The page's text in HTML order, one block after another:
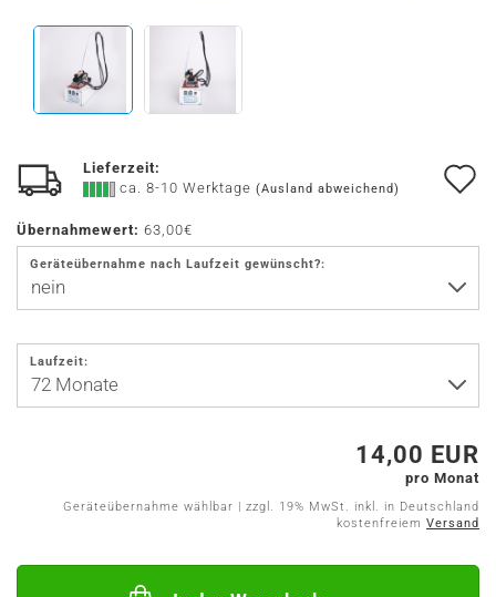
Lieferzeit:
ca. 8-10 Werktage (Ausland abweichend)
Übernahmewert: 63,00€
Geräteübernahme nach Laufzeit gewünscht?:
Laufzeit:
14,00 EUR
pro Monat
Geräteübernahme wählbar | zzgl. 19% MwSt. inkl. in Deutschland
kostenfreiem Versand